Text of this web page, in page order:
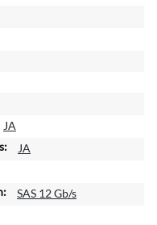
JA
JA
SAS 12 Gb/s